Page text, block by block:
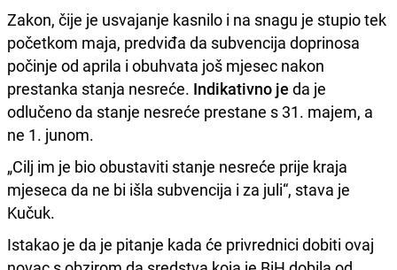
Zakon, čije je usvajanje kasnilo i na snagu je stupio tek
početkom maja, predviđa da subvencija doprinosa
počinje od aprila i obuhvata još mjesec nakon
prestanka stanja nesreće. Indikativno je da je
odlučeno da stanje nesreće prestane s 31. majem, a
ne 1. junom.
„Cilj im je bio obustaviti stanje nesreće prije kraja
mjeseca da ne bi išla subvencija i za juli“, stava je
Kučuk.
Istakao je da je pitanje kada će privrednici dobiti ovaj